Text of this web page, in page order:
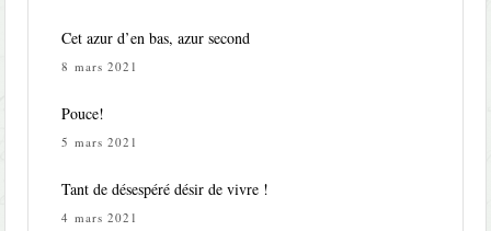
Cet azur d’en bas, azur second
8 mars 2021
Pouce!
5 mars 2021
Tant de désespéré désir de vivre !
4 mars 2021